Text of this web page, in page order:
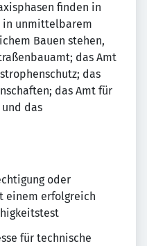
finden in
in unmittelbarem
Bauen stehen,
das Amt
das
das Amt für
das
oder
einem erfolgreich
für technische